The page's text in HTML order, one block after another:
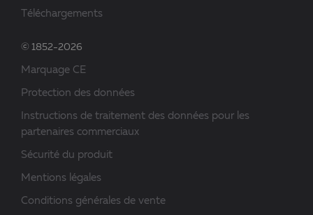
Téléchargements
© 1852-2026
Marquage CE
Protection des données
Instructions de traitement des données pour les
partenaires commerciaux
Sécurité du produit
Mentions légales
Conditions générales de vente